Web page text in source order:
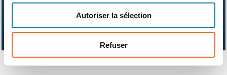
Autoriser la sélection
Refuser